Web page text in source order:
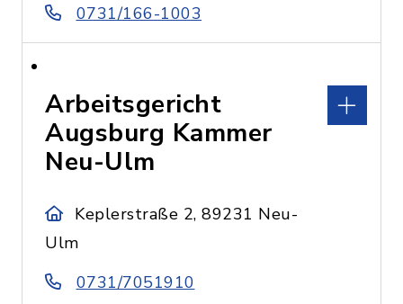
0731/166-1003
Arbeitsgericht
Augsburg Kammer
Neu-Ulm
Keplerstraße 2, 89231 Neu-
Ulm
0731/7051910